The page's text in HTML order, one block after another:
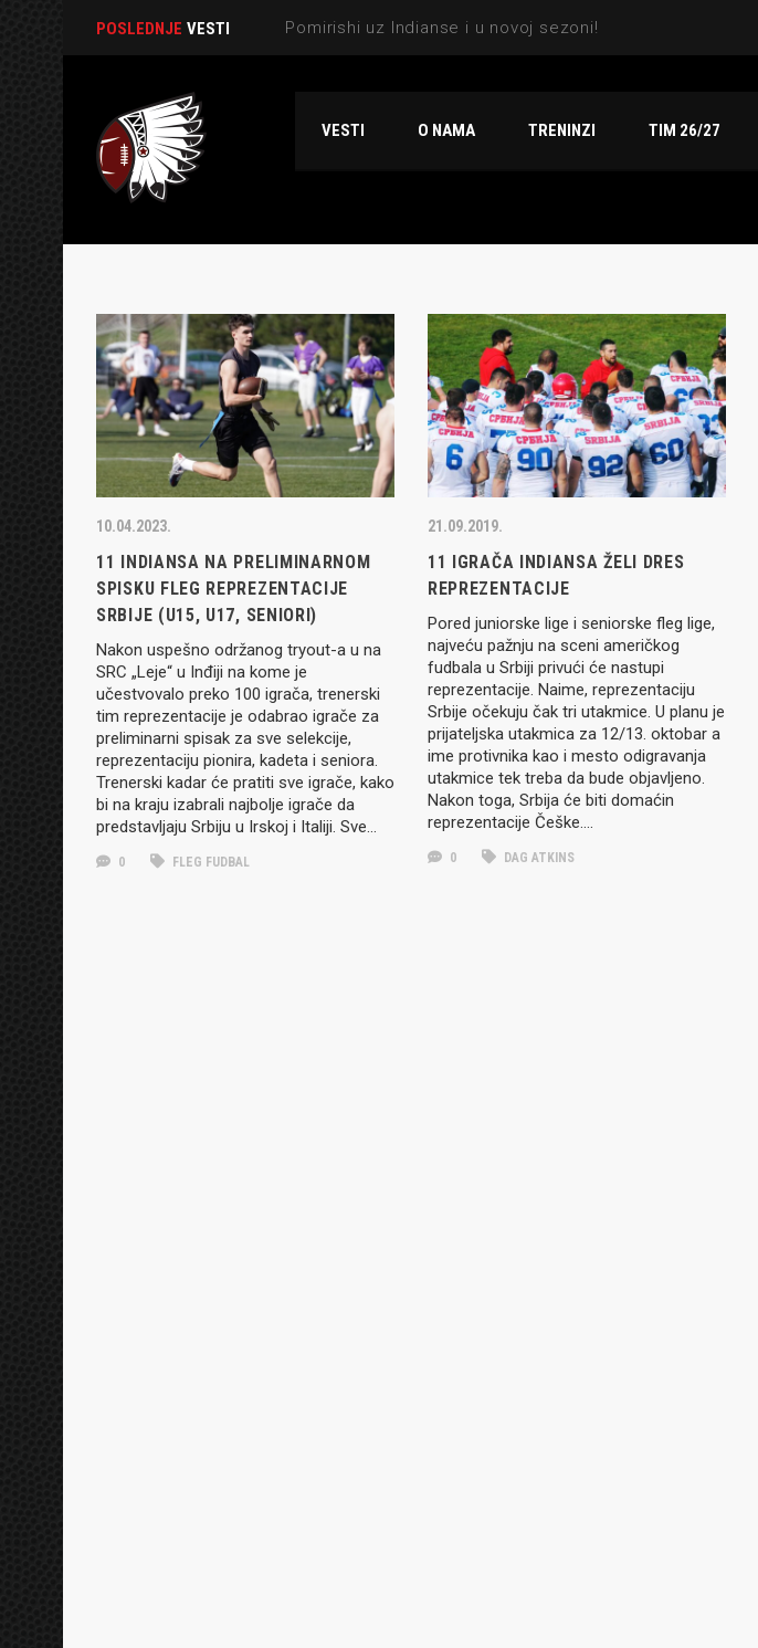
POSLEDNJE VESTI
VESTI O NAMA TRENINZI TIM 26/27
10.04.2023.
11 INDIANSA NA PRELIMINARNOM
SPISKU FLEG REPREZENTACIJE
SRBIJE (U15, U17, SENIORI)
Nakon uspešno održanog tryout-a u na
SRC „Leje“ u Inđiji na kome je
učestvovalo preko 100 igrača, trenerski
tim reprezentacije je odabrao igrače za
preliminarni spisak za sve selekcije,
reprezentaciju pionira, kadeta i seniora.
Trenerski kadar će pratiti sve igrače, kako
bi na kraju izabrali najbolje igrače da
predstavljaju Srbiju u Irskoj i Italiji. Sve…
0 FLEG FUDBAL
21.09.2019.
11 IGRAČA INDIANSA ŽELI DRES
REPREZENTACIJE
Pored juniorske lige i seniorske fleg lige,
najveću pažnju na sceni američkog
fudbala u Srbiji privući će nastupi
reprezentacije. Naime, reprezentaciju
Srbije očekuju čak tri utakmice. U planu je
prijateljska utakmica za 12/13. oktobar a
ime protivnika kao i mesto odigravanja
utakmice tek treba da bude objavljeno.
Nakon toga, Srbija će biti domaćin
reprezentacije Češke….
0 DAG ATKINS